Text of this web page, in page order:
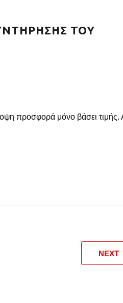
ΤΟΥ
προσφορά μόνο βάσει τιμής.
NEXT